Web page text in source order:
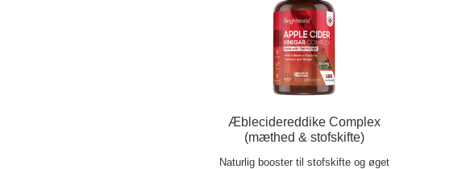
Æblecidereddike Complex
(mæthed & stofskifte)
Naturlig booster til stofskifte og øget